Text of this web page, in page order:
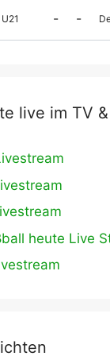
- -
live im TV
heute Live